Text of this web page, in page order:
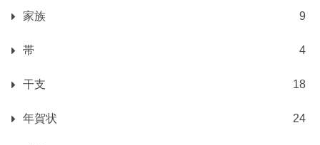
家族 9
帯 4
干支 18
年賀状 24